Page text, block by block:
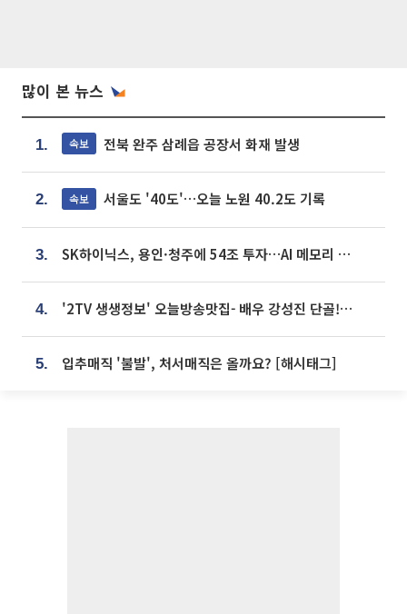
많이 본 뉴스
1. 속보 전북 완주 삼례읍 공장서 화재 발생
2. 속보 서울도 '40도'…오늘 노원 40.2도 기록
3. SK하이닉스, 용인·청주에 54조 투자…AI 메모리 생산기지 키운다
4. '2TV 생생정보' 오늘방송맛집- 배우 강성진 단골! 쌀국수ㆍ푸팟퐁 커리 맛집 '블○○○'
5. 입추매직 '불발', 처서매직은 올까요? [해시태그]